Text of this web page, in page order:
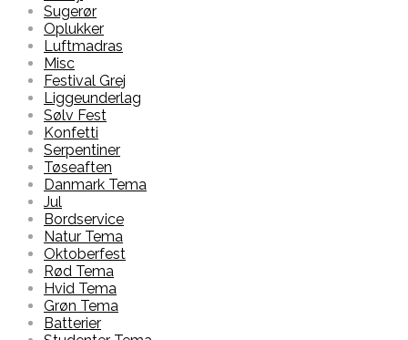
Sugerør
Oplukker
Luftmadras
Misc
Festival Grej
Liggeunderlag
Sølv Fest
Konfetti
Serpentiner
Tøseaften
Danmark Tema
Jul
Bordservice
Natur Tema
Oktoberfest
Rød Tema
Hvid Tema
Grøn Tema
Batterier